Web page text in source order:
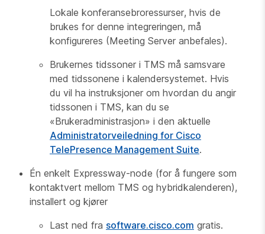
Lokale konferansebroressurser, hvis de
brukes for denne integreringen, må
konfigureres (Meeting Server anbefales).
Brukernes tidssoner i TMS må samsvare
med tidssonene i kalendersystemet. Hvis
du vil ha instruksjoner om hvordan du angir
tidssonen i TMS, kan du se
«Brukeradministrasjon» i den aktuelle
Administratorveiledning for Cisco
TelePresence Management Suite.
Én enkelt Expressway-node (for å fungere som
kontaktvert mellom TMS og hybridkalenderen),
installert og kjører
Last ned fra software.cisco.com gratis.